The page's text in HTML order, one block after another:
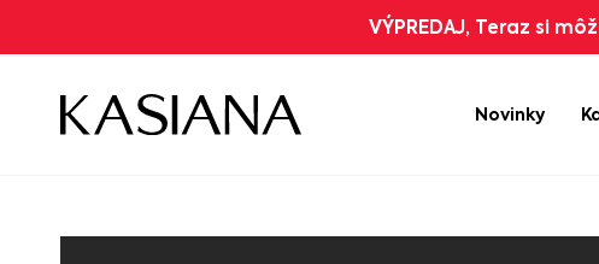
VÝPREDAJ, Teraz si
Novinky